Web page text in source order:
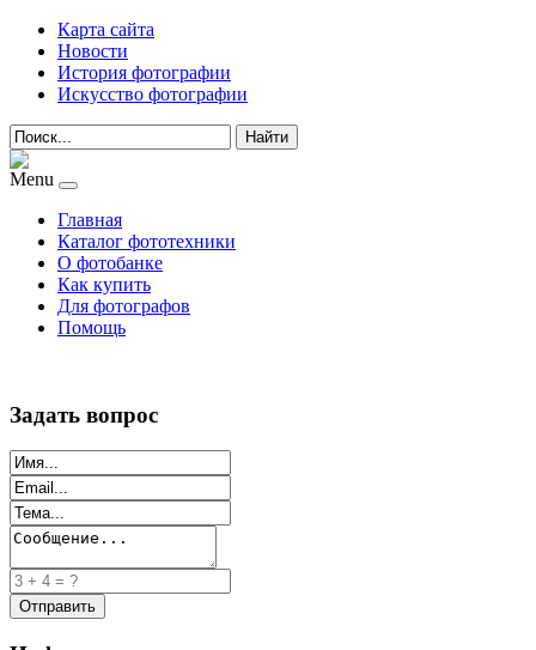
Карта сайта
Новости
История фотографии
Искусство фотографии
Найти
Menu
Главная
Каталог фототехники
О фотобанке
Как купить
Для фотографов
Помощь
Задать вопрос